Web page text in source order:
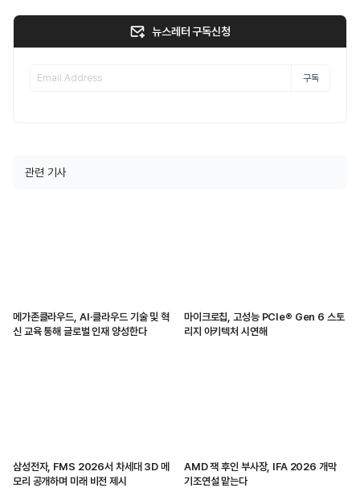
뉴스레터 구독신청
구독
관련 기사
메가존클라우드, AI·클라우드 기술 및 혁
신 교육 통해 글로벌 인재 양성한다
마이크로칩, 고성능 PCIe® Gen 6 스토
리지 아키텍처 시연해
삼성전자, FMS 2026서 차세대 3D 메
모리 공개하며 미래 비전 제시
AMD 잭 후인 부사장, IFA 2026 개막
기조연설 맡는다